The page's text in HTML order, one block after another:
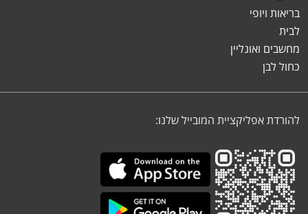
בריאות ויופי
לבית
מחשבים ואונליין
כחול לבן
להורדת אפליקציית המובייל שלנו: